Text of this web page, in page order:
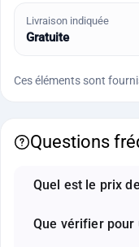
Livraison indiquée
Gratuite
Ces éléments sont
Questions
Quel est le prix
Que vérifier pour